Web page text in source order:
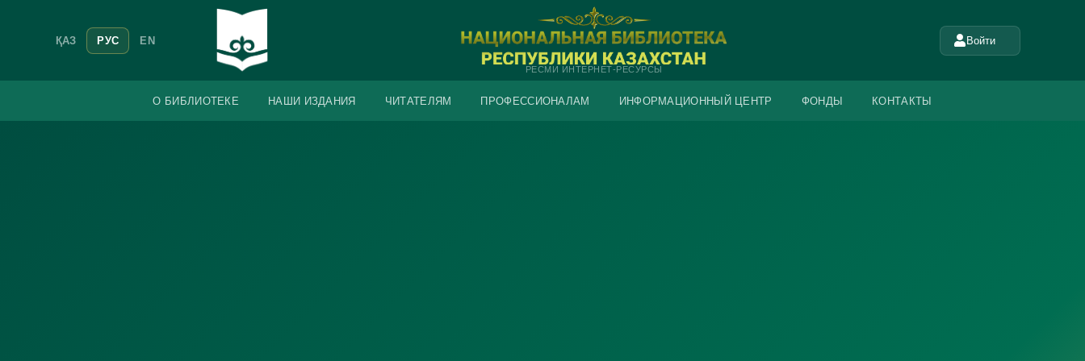
ҚАЗ РУС EN
РЕСМИ ИНТЕРНЕТ-РЕСУРСЫ
Войти
О БИБЛИОТЕКЕ НАШИ ИЗДАНИЯ ЧИТАТЕЛЯМ ПРОФЕССИОНАЛАМ ИНФОРМАЦИОННЫЙ ЦЕНТР ФОНДЫ КОНТАКТЫ